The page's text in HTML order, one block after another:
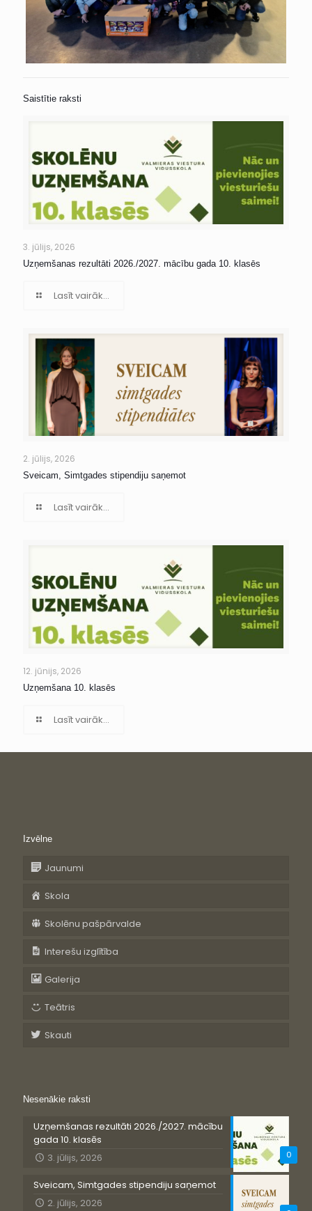
Saistītie raksti
3. jūlijs, 2026
Uzņemšanas rezultāti 2026./2027. mācību gada 10. klasēs
Lasīt vairāk...
2. jūlijs, 2026
Sveicam, Simtgades stipendiju saņemot
Lasīt vairāk...
12. jūnijs, 2026
Uzņemšana 10. klasēs
Lasīt vairāk...
Izvēlne
Jaunumi
Skola
Skolēnu pašpārvalde
Interešu izglītība
Galerija
Teātris
Skauti
Nesenākie raksti
0
Uzņemšanas rezultāti 2026./2027. mācību
gada 10. klasēs
3. jūlijs, 2026
Sveicam, Simtgades stipendiju saņemot
2. jūlijs, 2026